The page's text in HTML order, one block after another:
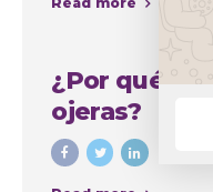
¿Por qué se
ojeras?